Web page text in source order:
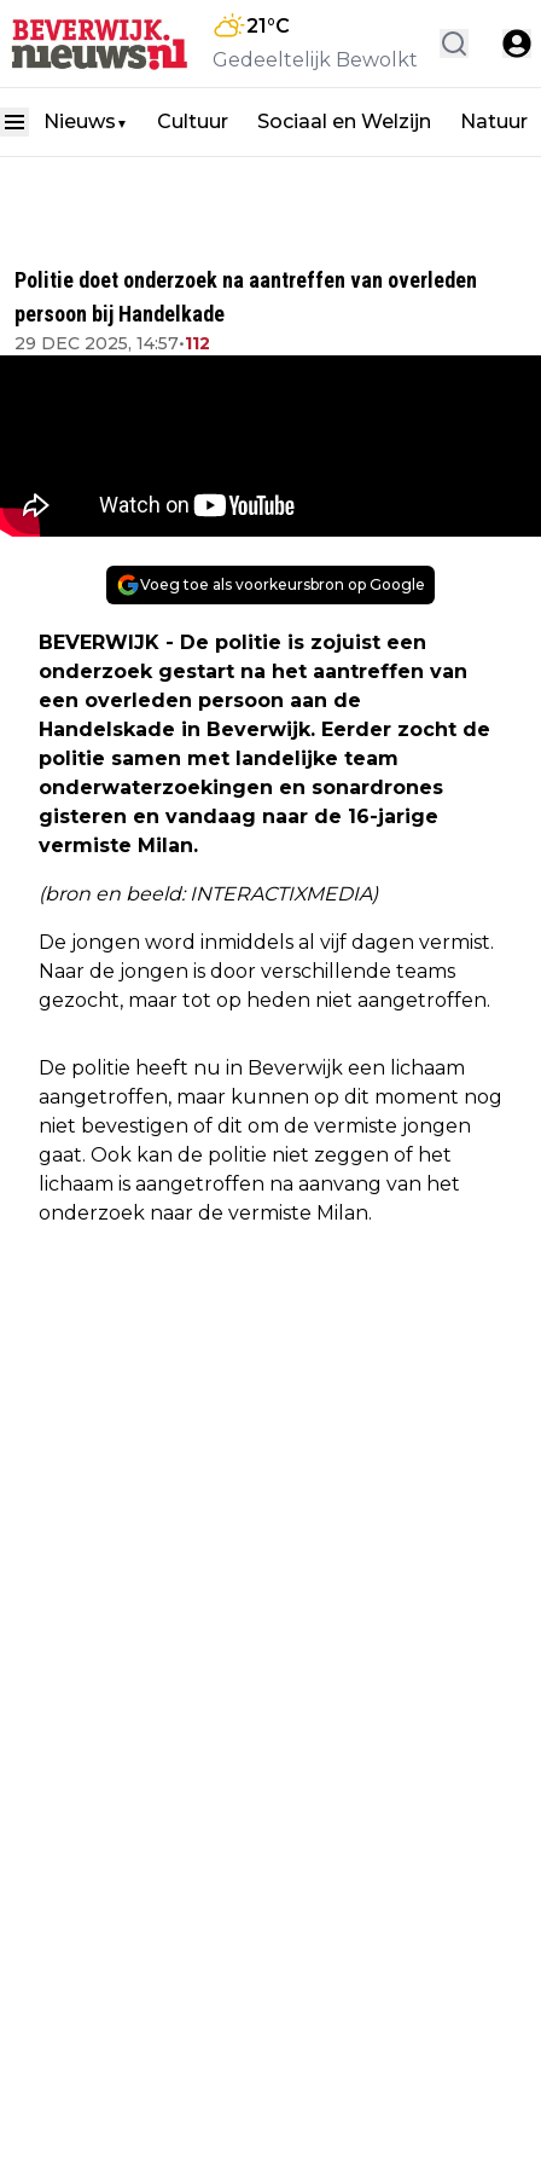
21°C
Gedeeltelijk Bewolkt
Nieuws ▼ Cultuur Sociaal en Welzijn Natuur
Politie doet onderzoek na aantreffen van overleden
persoon bij Handelkade
29 DEC 2025, 14:57•112
Voeg toe als voorkeursbron op Google
BEVERWIJK - De politie is zojuist een
onderzoek gestart na het aantreffen van
een overleden persoon aan de
Handelskade in Beverwijk. Eerder zocht de
politie samen met landelijke team
onderwaterzoekingen en sonardrones
gisteren en vandaag naar de 16-jarige
vermiste Milan.
(bron en beeld: INTERACTIXMEDIA)
De jongen word inmiddels al vijf dagen vermist.
Naar de jongen is door verschillende teams
gezocht, maar tot op heden niet aangetroffen.
De politie heeft nu in Beverwijk een lichaam
aangetroffen, maar kunnen op dit moment nog
niet bevestigen of dit om de vermiste jongen
gaat. Ook kan de politie niet zeggen of het
lichaam is aangetroffen na aanvang van het
onderzoek naar de vermiste Milan.